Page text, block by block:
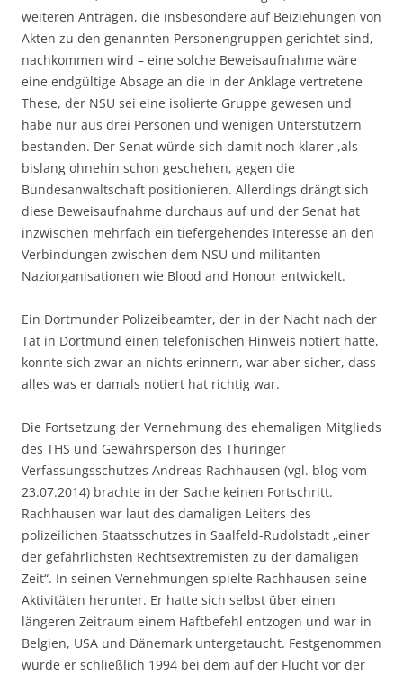
weiteren Anträgen, die insbesondere auf Beiziehungen von
Akten zu den genannten Personengruppen gerichtet sind,
nachkommen wird – eine solche Beweisaufnahme wäre
eine endgültige Absage an die in der Anklage vertretene
These, der NSU sei eine isolierte Gruppe gewesen und
habe nur aus drei Personen und wenigen Unterstützern
bestanden. Der Senat würde sich damit noch klarer ,als
bislang ohnehin schon geschehen, gegen die
Bundesanwaltschaft positionieren. Allerdings drängt sich
diese Beweisaufnahme durchaus auf und der Senat hat
inzwischen mehrfach ein tiefergehendes Interesse an den
Verbindungen zwischen dem NSU und militanten
Naziorganisationen wie Blood and Honour entwickelt.
Ein Dortmunder Polizeibeamter, der in der Nacht nach der
Tat in Dortmund einen telefonischen Hinweis notiert hatte,
konnte sich zwar an nichts erinnern, war aber sicher, dass
alles was er damals notiert hat richtig war.
Die Fortsetzung der Vernehmung des ehemaligen Mitglieds
des THS und Gewährsperson des Thüringer
Verfassungsschutzes Andreas Rachhausen (vgl. blog vom
23.07.2014) brachte in der Sache keinen Fortschritt.
Rachhausen war laut des damaligen Leiters des
polizeilichen Staatsschutzes in Saalfeld-Rudolstadt „einer
der gefährlichsten Rechtsextremisten zu der damaligen
Zeit“. In seinen Vernehmungen spielte Rachhausen seine
Aktivitäten herunter. Er hatte sich selbst über einen
längeren Zeitraum einem Haftbefehl entzogen und war in
Belgien, USA und Dänemark untergetaucht. Festgenommen
wurde er schließlich 1994 bei dem auf der Flucht vor der